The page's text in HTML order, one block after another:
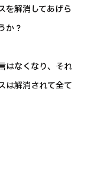
を解消してあげら
か？
はなくなり、それ
は解消されて全て